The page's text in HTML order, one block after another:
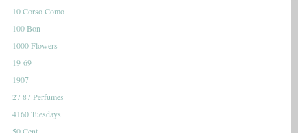
10 Corso Como
100 Bon
1000 Flowers
19-69
1907
27 87 Perfumes
4160 Tuesdays
50 Cent